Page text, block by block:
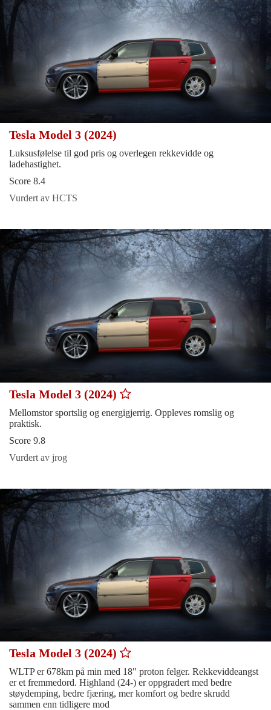
Tesla Model 3 (2024)
Luksusfølelse til god pris og overlegen rekkevidde og
ladehastighet.
Score 8.4
Vurdert av HCTS
Tesla Model 3 (2024)
Mellomstor sportslig og energigjerrig. Oppleves romslig og
praktisk.
Score 9.8
Vurdert av jrog
Tesla Model 3 (2024)
WLTP er 678km på min med 18" proton felger. Rekkeviddeangst
er et fremmedord. Highland (24-) er oppgradert med bedre
støydemping, bedre fjæring, mer komfort og bedre skrudd
sammen enn tidligere mod